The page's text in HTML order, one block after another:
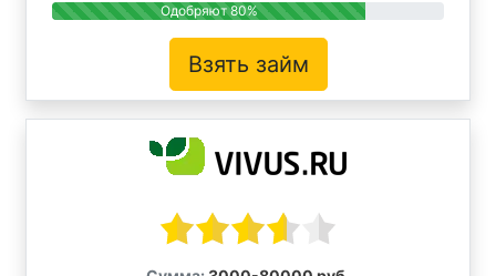
Одобряют 80%
Взять займ